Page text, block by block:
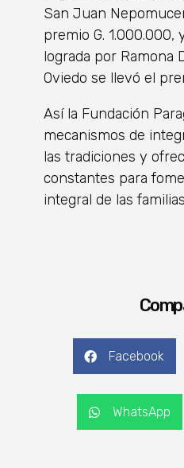
San Juan
premio G. 1.000.000,
lograda por Ramona
Oviedo se llevó el
Así la Fundación
mecanismos de
las tradiciones y
constantes para
integral de las
Facebook
WhatsApp